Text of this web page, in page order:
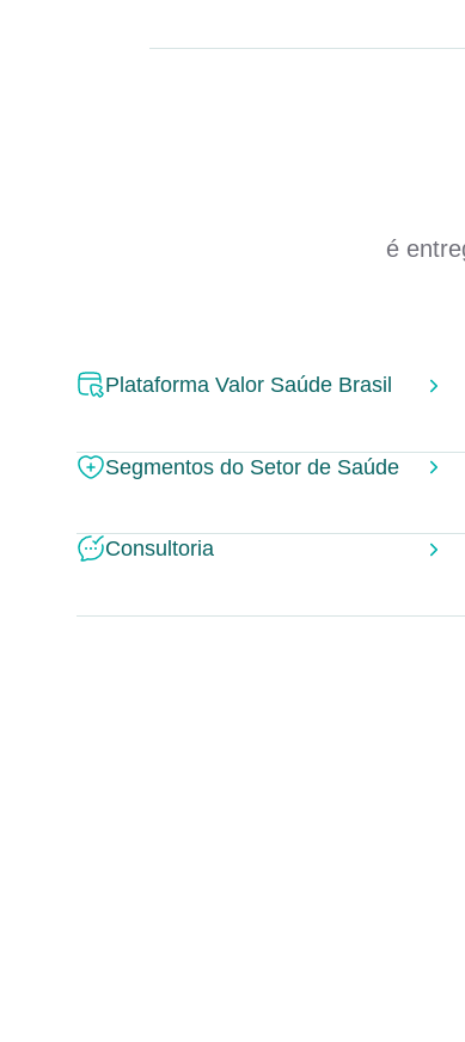
é
Plataforma Valor Saúde Brasil
Segmentos do Setor de Saúde
Consultoria